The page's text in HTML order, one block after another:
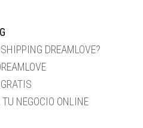
DREAMLOVE?
NEGOCIO ONLINE